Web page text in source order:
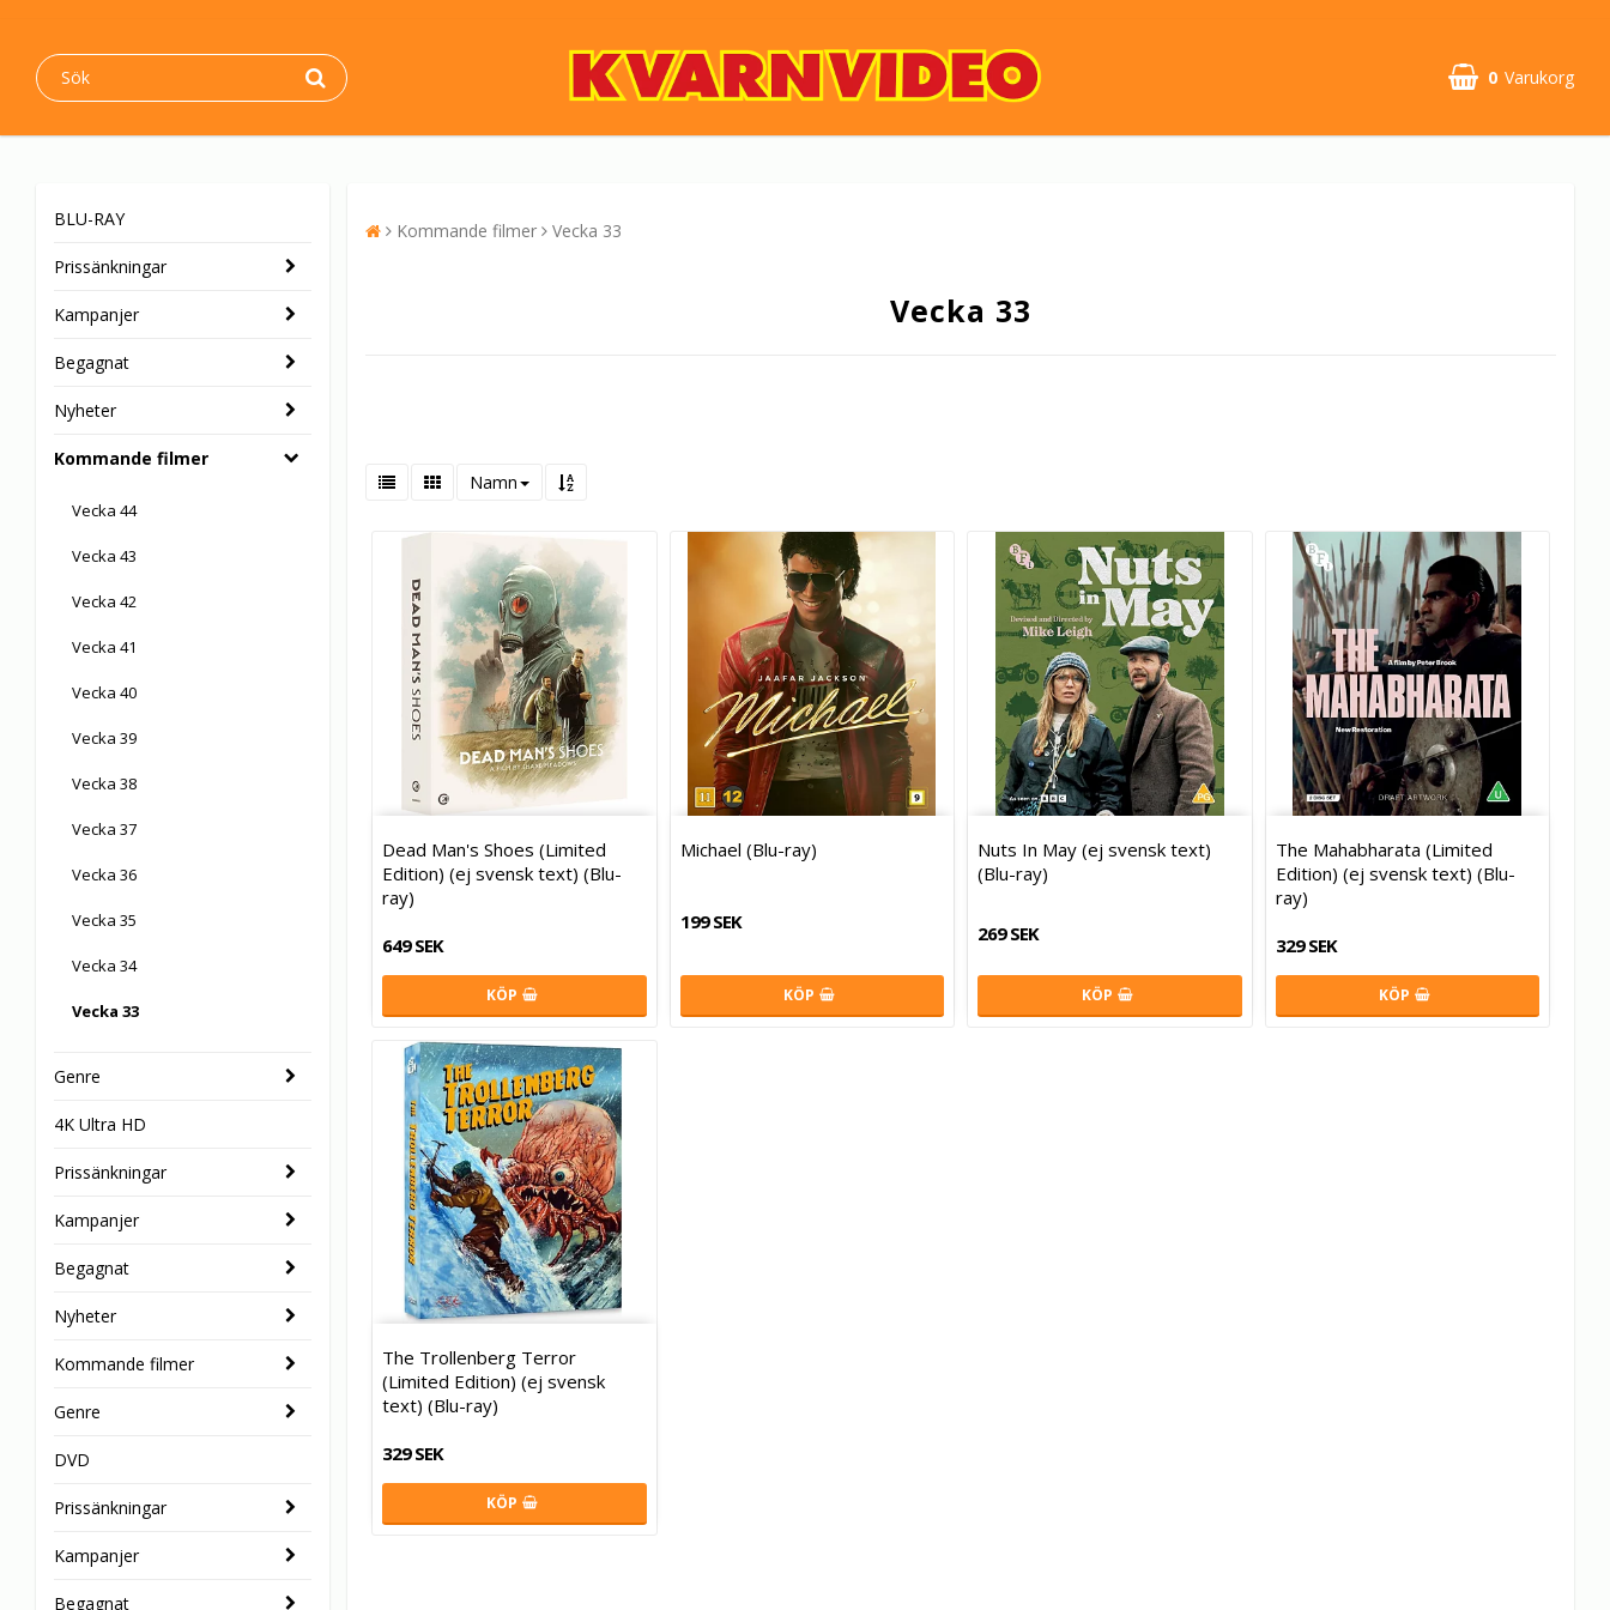
0 Varukorg
BLU-RAY
Prissänkningar
Kampanjer
Begagnat
Nyheter
Kommande filmer
Vecka 44
Vecka 43
Vecka 42
Vecka 41
Vecka 40
Vecka 39
Vecka 38
Vecka 37
Vecka 36
Vecka 35
Vecka 34
Vecka 33
Genre
4K Ultra HD
Prissänkningar
Kampanjer
Begagnat
Nyheter
Kommande filmer
Genre
DVD
Prissänkningar
Kampanjer
Begagnat
Kommande filmer Vecka 33
Vecka 33
Namn
Dead Man's Shoes (Limited
Edition) (ej svensk text) (Blu-
ray)
649 SEK
KÖP
Michael (Blu-ray)
199 SEK
KÖP
Nuts In May (ej svensk text)
(Blu-ray)
269 SEK
KÖP
The Mahabharata (Limited
Edition) (ej svensk text) (Blu-
ray)
329 SEK
KÖP
The Trollenberg Terror
(Limited Edition) (ej svensk
text) (Blu-ray)
329 SEK
KÖP